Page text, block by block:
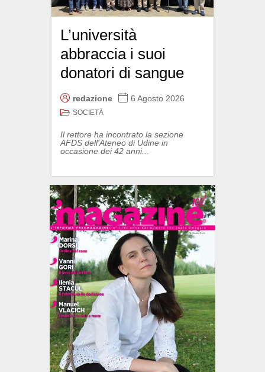
L’università
abbraccia i suoi
donatori di sangue
redazione 6 Agosto 2026
SOCIETÀ
Il rettore ha incontrato la sezione
AFDS dell'Ateneo di Udine in
occasione dei 42 anni...